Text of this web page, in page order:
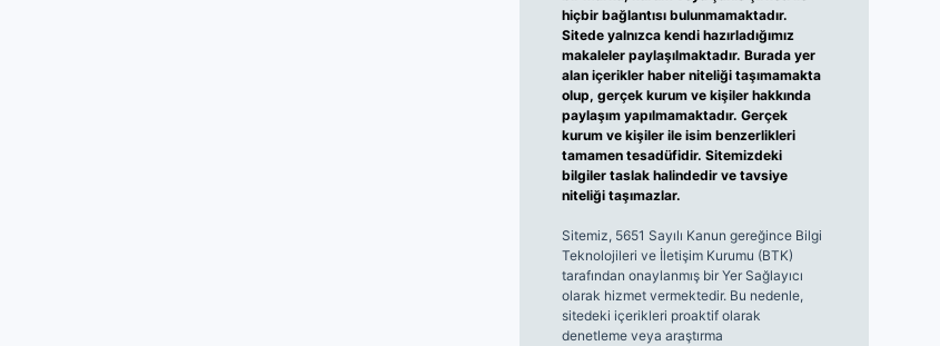
hiçbir bağlantısı bulunmamaktadır.
Sitede yalnızca kendi hazırladığımız
makaleler paylaşılmaktadır. Burada yer
alan içerikler haber niteliği taşımamakta
olup, gerçek kurum ve kişiler hakkında
paylaşım yapılmamaktadır. Gerçek
kurum ve kişiler ile isim benzerlikleri
tamamen tesadüfidir. Sitemizdeki
bilgiler taslak halindedir ve tavsiye
niteliği taşımazlar.
Sitemiz, 5651 Sayılı Kanun gereğince Bilgi
Teknolojileri ve İletişim Kurumu (BTK)
tarafından onaylanmış bir Yer Sağlayıcı
olarak hizmet vermektedir. Bu nedenle,
sitedeki içerikleri proaktif olarak
denetleme veya araştırma